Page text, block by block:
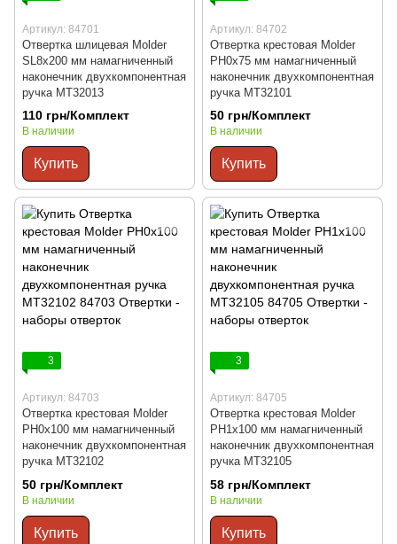
Артикул: 84701
Отвертка шлицевая Molder
SL8x200 мм намагниченный
наконечник двухкомпонентная
ручка MT32013
110 грн/Комплект
В наличии
Купить
Артикул: 84702
Отвертка крестовая Molder
PH0x75 мм намагниченный
наконечник двухкомпонентная
ручка MT32101
50 грн/Комплект
В наличии
Купить
3
Артикул: 84703
Отвертка крестовая Molder
PH0x100 мм намагниченный
наконечник двухкомпонентная
ручка MT32102
50 грн/Комплект
В наличии
Купить
3
Артикул: 84705
Отвертка крестовая Molder
PH1x100 мм намагниченный
наконечник двухкомпонентная
ручка MT32105
58 грн/Комплект
В наличии
Купить